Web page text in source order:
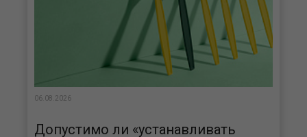
06.08.2026
Допустимо ли «устанавливать